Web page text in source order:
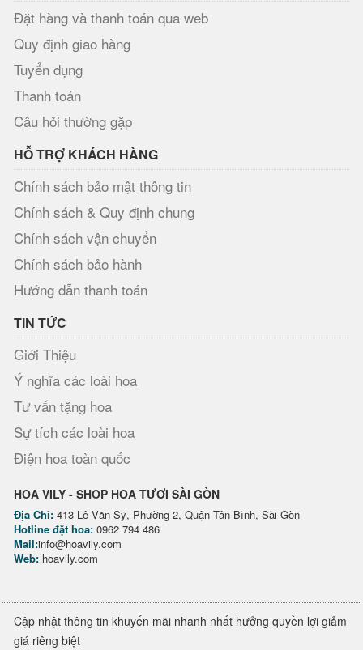
Đặt hàng và thanh toán qua web
Quy định giao hàng
Tuyển dụng
Thanh toán
Câu hỏi thường gặp
HỖ TRỢ KHÁCH HÀNG
Chính sách bảo mật thông tin
Chính sách & Quy định chung
Chính sách vận chuyển
Chính sách bảo hành
Hướng dẫn thanh toán
TIN TỨC
Giới Thiệu
Ý nghĩa các loài hoa
Tư vấn tặng hoa
Sự tích các loài hoa
Điện hoa toàn quốc
HOA VILY - SHOP HOA TƯƠI SÀI GÒN
Địa Chỉ: 413 Lê Văn Sỹ, Phường 2, Quận Tân Bình, Sài Gòn
Hotline đặt hoa: 0962 794 486
Mail:info@hoavily.com
Web: hoavily.com
Cập nhật thông tin khuyến mãi nhanh nhất hưởng quyền lợi giảm
giá riêng biệt